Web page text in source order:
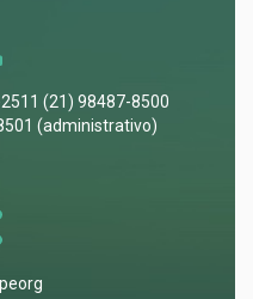
(21) 98487-8500
(administrativo)